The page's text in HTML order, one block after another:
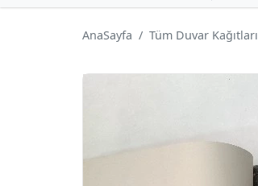
AnaSayfa Tüm Duvar Kağıtları